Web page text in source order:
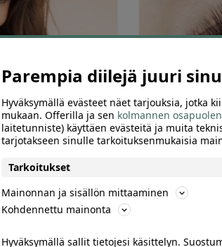
8
kasvohoito ja
Punavuori
sokerointi |
45,00 € 29
Parempia diilejä juuri
Hyväksymällä evästeet näet tarjouksia, jotka
mukaan. Offerilla ja sen kolmannen
laitetunniste) käyttäen evästeitä ja muita
tarjotakseen sinulle tarkoituksenmukaisia
Tarkoitukset
Mainonnan ja sisällön mittaaminen
Kohdennettu mainonta
Hyväksymällä sallit tietojesi käsittelyn.